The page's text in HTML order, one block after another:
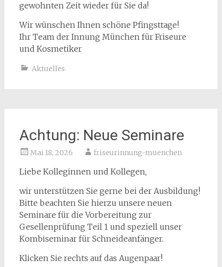
gewohnten Zeit wieder für Sie da!
Wir wünschen Ihnen schöne Pfingsttage!
Ihr Team der Innung München für Friseure
und Kosmetiker
Aktuelles
Achtung: Neue Seminare
Mai 18, 2026 friseurinnung-muenchen
Liebe Kolleginnen und Kollegen,
wir unterstützen Sie gerne bei der Ausbildung!
Bitte beachten Sie hierzu unsere neuen
Seminare für die Vorbereitung zur
Gesellenprüfung Teil 1 und speziell unser
Kombiseminar für Schneideanfänger.
Klicken Sie rechts auf das Augenpaar!